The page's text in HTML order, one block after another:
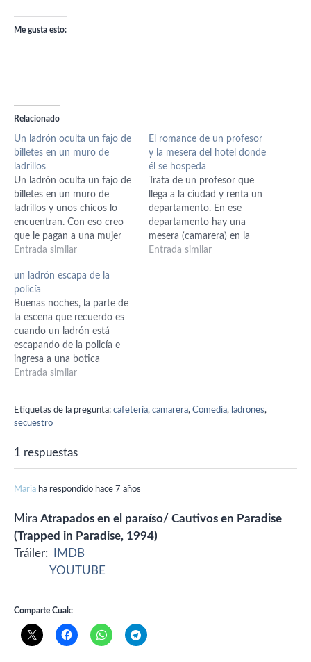
Me gusta esto:
Relacionado
Un ladrón oculta un fajo de
billetes en un muro de
ladrillos
Un ladrón oculta un fajo de
billetes en un muro de
ladrillos y unos chicos lo
encuentran. Con eso creo
que le pagan a una mujer
para que les enseñe los
Entrada similar
El romance de un profesor
y la mesera del hotel donde
él se hospeda
Trata de un profesor que
llega a la ciudad y renta un
departamento. En ese
departamento hay una
mesera (camarera) en la
cafetería de abajo, el
Entrada similar
un ladrón escapa de la
policía
Buenas noches, la parte de
la escena que recuerdo es
cuando un ladrón está
escapando de la policía e
ingresa a una botica
malherido. Se esconde en
ruedas y su joven esposa.
Cuando pasan los día el
Entrada similar
Etiquetas de la pregunta: cafetería, camarera, Comedia, ladrones,
secuestro
1 respuestas
Maria ha respondido hace 7 años
Mira Atrapados en el paraíso/ Cautivos en Paradise
(Trapped in Paradise, 1994)
Tráiler:
IMDB
YOUTUBE
Comparte Cuak: